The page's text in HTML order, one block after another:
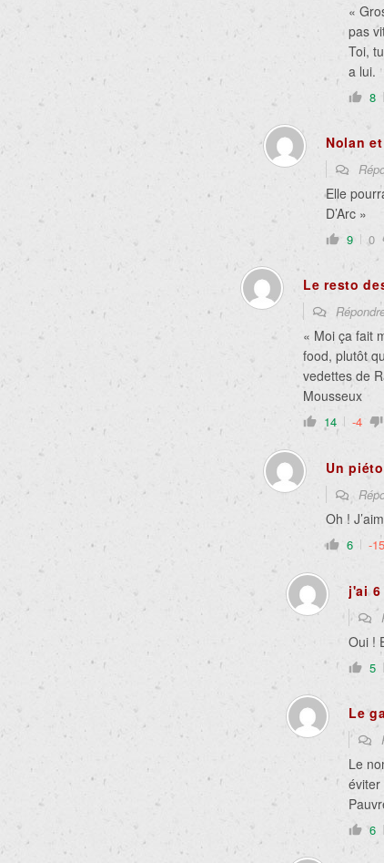
«
pas
Toi,
a lui.
8
Nolan
Elle
D’Arc »
9 0
Le resto
« Moi ça fait
food, plutôt
vedettes de
Mousseux
14 -4
Un
Oh !
6 -15
j'ai 6
Oui !
5
Le
Le
éviter
6